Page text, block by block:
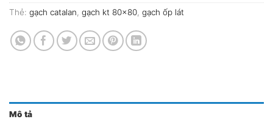
Thẻ: gạch catalan, gạch kt 80x80, gạch ốp lát
Mô tả